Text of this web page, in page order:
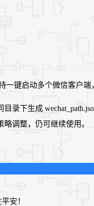
一键启动多个微信客户
录下生成
调整，仍可继续使用。
安！